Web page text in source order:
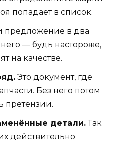
попадает в список.
предложение в два
— будь настороже,
на качестве.
Это документ, где
Без него потом
претензии.
детали.Так
действительно